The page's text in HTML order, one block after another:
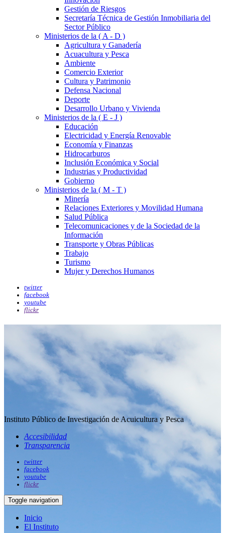
Gestión de Riesgos
Secretaría Técnica de Gestión Inmobiliaria del
Sector Público
Ministerios de la ( A - D )
Agricultura y Ganadería
Acuacultura y Pesca
Ambiente
Comercio Exterior
Cultura y Patrimonio
Defensa Nacional
Deporte
Desarrollo Urbano y Vivienda
Ministerios de la ( E - J )
Educación
Electricidad y Energía Renovable
Economía y Finanzas
Hidrocarburos
Inclusión Económica y Social
Industrias y Productividad
Gobierno
Ministerios de la ( M - T )
Minería
Relaciones Exteriores y Movilidad Humana
Salud Pública
Telecomunicaciones y de la Sociedad de la
Información
Transporte y Obras Públicas
Trabajo
Turismo
Mujer y Derechos Humanos
twitter
facebook
youtube
flickr
Instituto Público de Investigación de Acuicultura y Pesca
Accesibilidad
Transparencia
twitter
facebook
youtube
flickr
Toggle navigation
Inicio
El Instituto